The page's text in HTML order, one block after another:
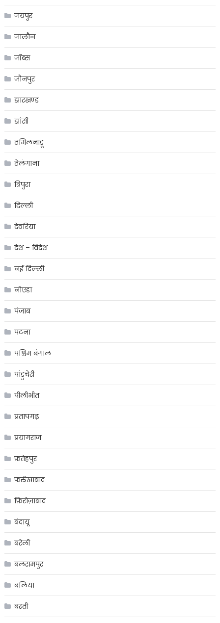
जयपुर
जालौन
जॉब्स
जौनपुर
झारखण्ड
झांसी
तमिलनाडू
तेलंगाना
त्रिपुरा
दिल्ली
देवरिया
देश – विदेश
नई दिल्ली
नोएडा
पंजाब
पटना
पश्चिम बंगाल
पांडुचेरी
पीलीभीत
प्रतापगढ़
प्रयागराज
फ़तेहपुर
फर्रुखाबाद
फ़िरोज़ाबाद
बंदायू
बरेली
बलरामपुर
बलिया
बस्ती